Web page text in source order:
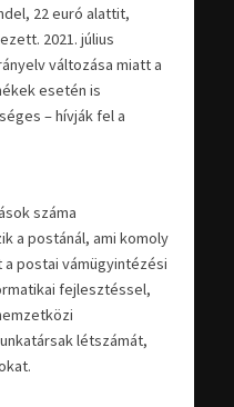
22 euró alattit,
2021. július
változása miatt a
esetén is
– hívják fel a
száma
a postánál, ami komoly
postai vámügyintézési
fejlesztéssel,
létszámát,